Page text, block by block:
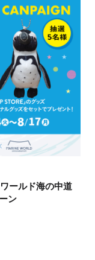
ールド海の中道
ン